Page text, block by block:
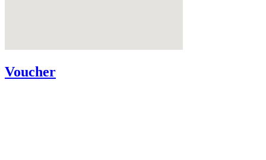
Voucher